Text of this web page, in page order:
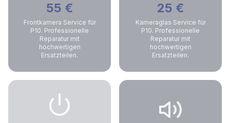
55 €
Frontkamera Service für
P10. Professionelle
Reparatur mit
hochwertigen
Ersatzteilen.
25 €
Kameraglas Service für
P10. Professionelle
Reparatur mit
hochwertigen
Ersatzteilen.